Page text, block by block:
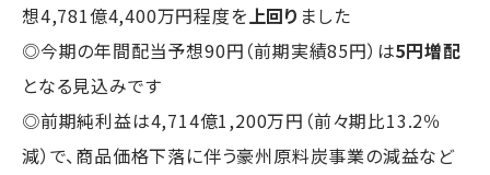
想4,781億4,400万円程度を 上回り ました
◎今期の年間配当予想90円（前期実績85円）は5円増配
となる見込みです
◎前期純利益は4,714億1,200万円（前々期比13.2％
減）で、商品価格下落に伴う豪州原料炭事業の減益など